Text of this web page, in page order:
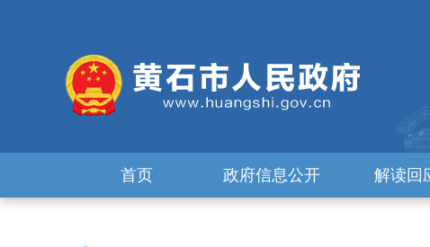
首页 政府信息公开 解读回